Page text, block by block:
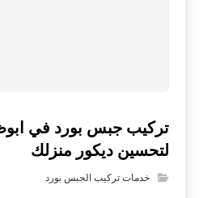
تركيب جبس بورد في
لتحسين ديكور منزلك
خدمات تركيب الجبس بورد